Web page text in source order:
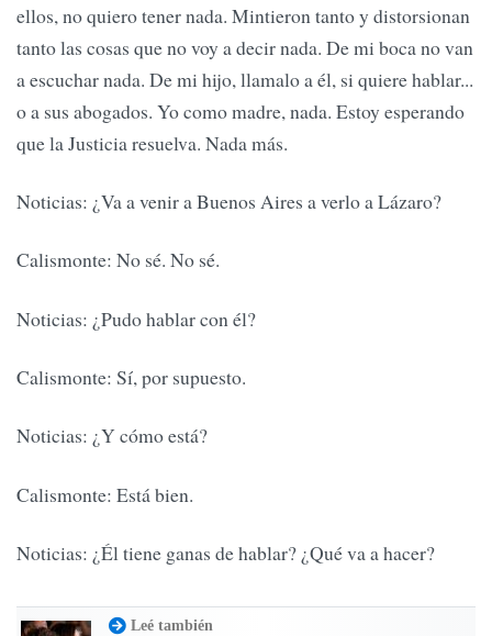
ellos, no quiero tener nada. Mintieron tanto y distorsionan
tanto las cosas que no voy a decir nada. De mi boca no van
a escuchar nada. De mi hijo, llamalo a él, si quiere hablar...
o a sus abogados. Yo como madre, nada. Estoy esperando
que la Justicia resuelva. Nada más.
Noticias: ¿Va a venir a Buenos Aires a verlo a Lázaro?
Calismonte: No sé. No sé.
Noticias: ¿Pudo hablar con él?
Calismonte: Sí, por supuesto.
Noticias: ¿Y cómo está?
Calismonte: Está bien.
Noticias: ¿Él tiene ganas de hablar? ¿Qué va a hacer?
Leé también